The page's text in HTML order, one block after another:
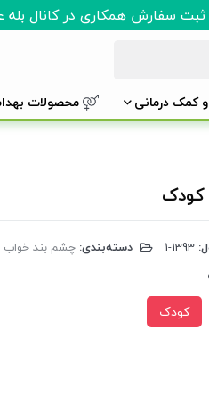
ثبت سفارش همکاری در کانال
کمک درمانی محصولات
دسته‌بندی: چشم بند خواب
کودک